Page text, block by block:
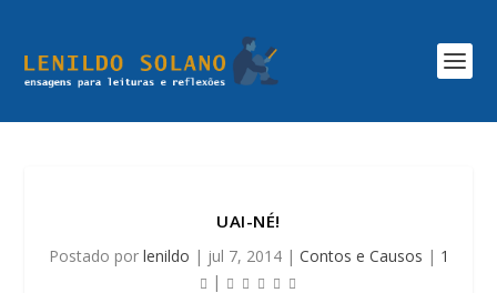
UAI-NÉ!
Postado por lenildo | jul 7, 2014| Contos e Causos | 1
|